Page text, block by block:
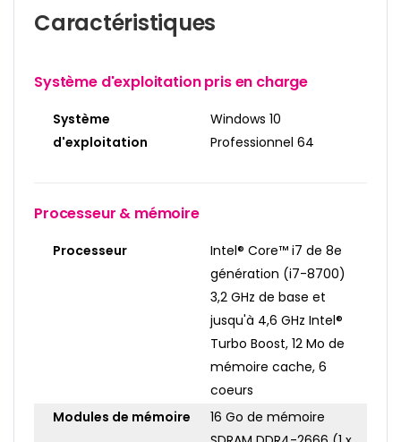
Caractéristiques
Système d'exploitation pris en charge
Système
d'exploitation
Windows 10
Professionnel 64
Processeur & mémoire
Processeur
Intel® Core™ i7 de 8e
génération (i7-8700)
3,2 GHz de base et
jusqu'à 4,6 GHz Intel®
Turbo Boost, 12 Mo de
mémoire cache, 6
coeurs
Modules de mémoire
16 Go de mémoire